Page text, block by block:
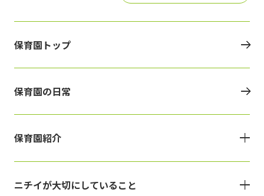
保育園トップ
保育園の日常
保育園紹介
ニチイが大切にしていること